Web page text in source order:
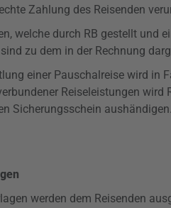
Zahlung des Reisenden
welche durch RB gestellt und
zu dem in der Rechnung
einer Pauschalreise wird in
Reiseleistungen wird
Sicherungsschein aushändigen.
werden dem Reisenden